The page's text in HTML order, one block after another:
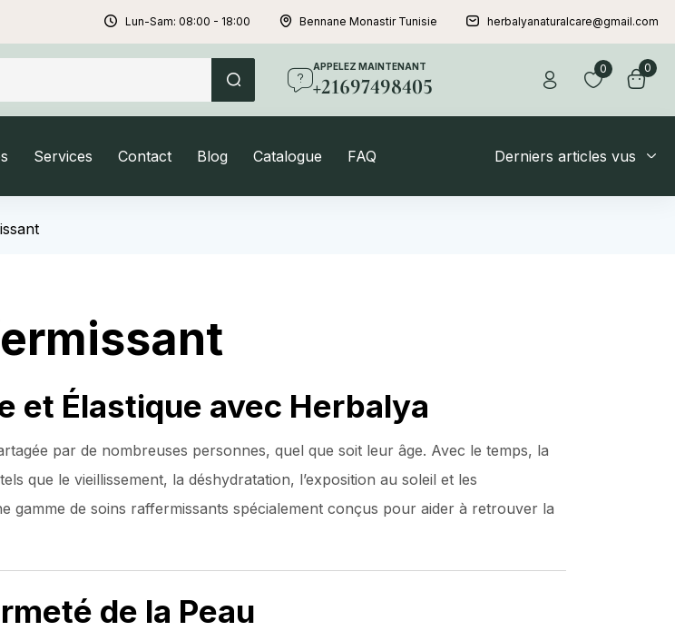
Lun-Sam: 08:00 - 18:00 Bennane Monastir Tunisie herbalyanaturalcare@gmail.com
APPELEZ MAINTENANT
+21697498405
0 0
Services Contact Blog Catalogue FAQ Derniers articles vus
et Élastique avec Herbalya
par de nombreuses personnes, quel que soit leur âge. Avec le temps, la
que le vieillissement, la déshydratation, l’exposition au soleil et les
gamme de soins raffermissants spécialement conçus pour aider à retrouver la
de la Peau